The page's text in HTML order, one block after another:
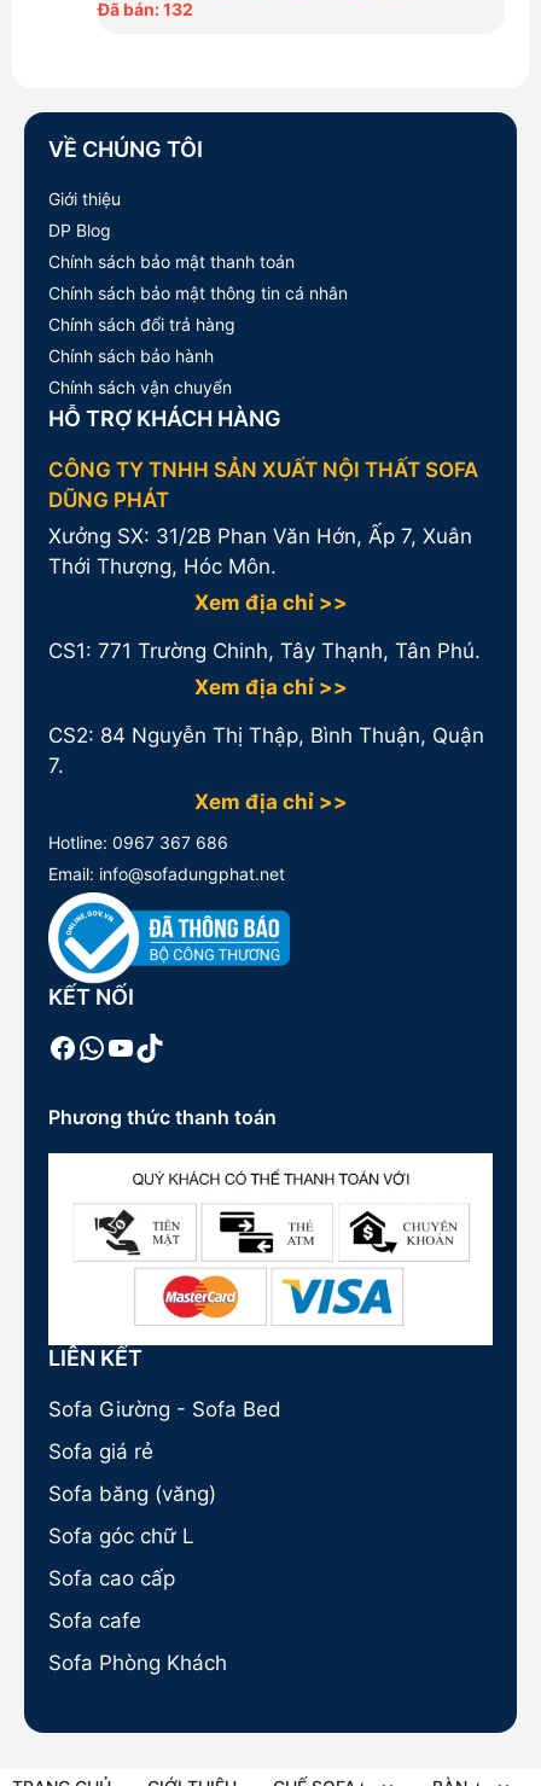
Đã bán: 132
VỀ CHÚNG TÔI
Giới thiệu
DP Blog
Chính sách bảo mật thanh toán
Chính sách bảo mật thông tin cá nhân
Chính sách đổi trả hàng
Chính sách bảo hành
Chính sách vận chuyển
HỖ TRỢ KHÁCH HÀNG
CÔNG TY TNHH SẢN XUẤT NỘI THẤT SOFA
DŨNG PHÁT
Xưởng SX: 31/2B Phan Văn Hớn, Ấp 7, Xuân
Thới Thượng, Hóc Môn.
Xem địa chỉ >>
CS1: 771 Trường Chinh, Tây Thạnh, Tân Phú.
Xem địa chỉ >>
CS2: 84 Nguyễn Thị Thập, Bình Thuận, Quận
7.
Xem địa chỉ >>
Hotline: 0967 367 686
Email: info@sofadungphat.net
KẾT NỐI
Facebook
WhatsApp
Youtube
TikTok
Phương thức thanh toán
LIÊN KẾT
Sofa Giường - Sofa Bed
Sofa giá rẻ
Sofa băng (văng)
Sofa góc chữ L
Sofa cao cấp
Sofa cafe
Sofa Phòng Khách